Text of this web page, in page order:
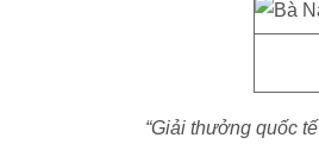
“Giải thưởng quốc